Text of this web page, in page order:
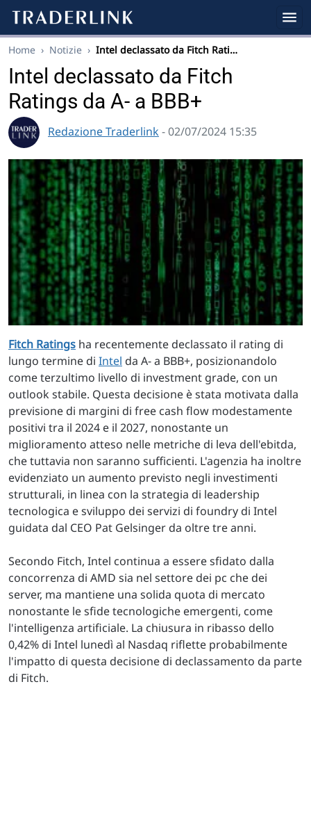
Home › Notizie › Intel declassato da Fitch Rati…
Intel declassato da Fitch
Ratings da A- a BBB+
Redazione Traderlink - 02/07/2024 15:35
Fitch Ratings ha recentemente declassato il rating di
lungo termine di Intel da A- a BBB+, posizionandolo
come terzultimo livello di investment grade, con un
outlook stabile. Questa decisione è stata motivata dalla
previsione di margini di free cash flow modestamente
positivi tra il 2024 e il 2027, nonostante un
miglioramento atteso nelle metriche di leva dell'ebitda,
che tuttavia non saranno sufficienti. L'agenzia ha inoltre
evidenziato un aumento previsto negli investimenti
strutturali, in linea con la strategia di leadership
tecnologica e sviluppo dei servizi di foundry di Intel
guidata dal CEO Pat Gelsinger da oltre tre anni.
Secondo Fitch, Intel continua a essere sfidato dalla
concorrenza di AMD sia nel settore dei pc che dei
server, ma mantiene una solida quota di mercato
nonostante le sfide tecnologiche emergenti, come
l'intelligenza artificiale. La chiusura in ribasso dello
0,42% di Intel lunedì al Nasdaq riflette probabilmente
l'impatto di questa decisione di declassamento da parte
di Fitch.